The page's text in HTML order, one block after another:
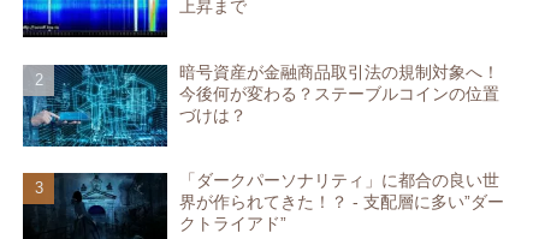
上昇まで
暗号資産が金融商品取引法の規制対象へ！
今後何が変わる？ステーブルコインの位置
づけは？
「ダークパーソナリティ」に都合の良い世
界が作られてきた！？ - 支配層に多い”ダー
クトライアド”